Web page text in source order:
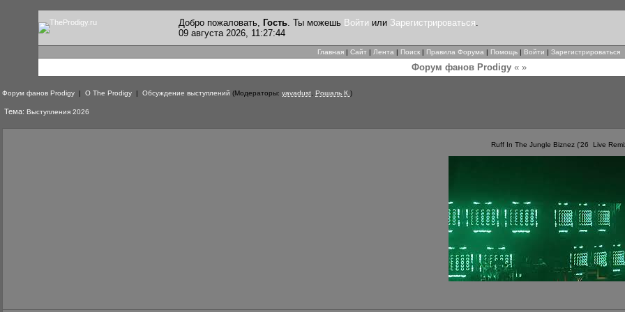
Добро пожаловать, Гость. Ты можешь Войти или Зарегистрироваться.
09 августа 2026, 11:27:44
Главная | Сайт | Лента | Поиск | Правила Форума | Помощь | Войти | Зарегистрироваться
Форум фанов Prodigy« »
Форум фанов Prodigy | О The Prodigy | Обсуждение выступлений (Модераторы: yavadust Рошаль К. )
Тема: Выступления 2026
Ruff In The Jungle Biznez (’26 Live